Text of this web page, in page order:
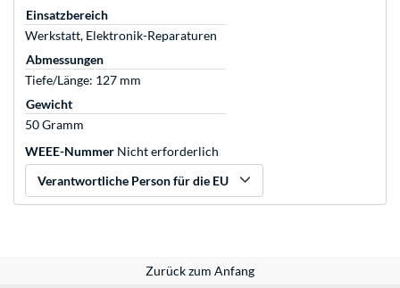
Einsatzbereich
Werkstatt, Elektronik-Reparaturen
Abmessungen
Tiefe/Länge: 127 mm
Gewicht
50 Gramm
WEEE-Nummer Nicht erforderlich
Verantwortliche Person für die EU
Zurück zum Anfang